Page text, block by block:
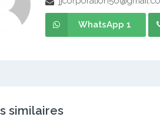
WhatsApp 1
similaires